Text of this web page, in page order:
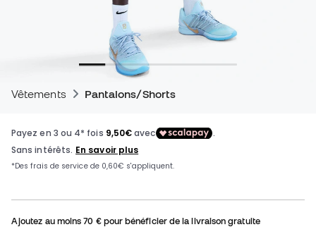
Vêtements Pantalons/Shorts
Ajoutez au moins70 €pour bénéficier de la livraison gratuite